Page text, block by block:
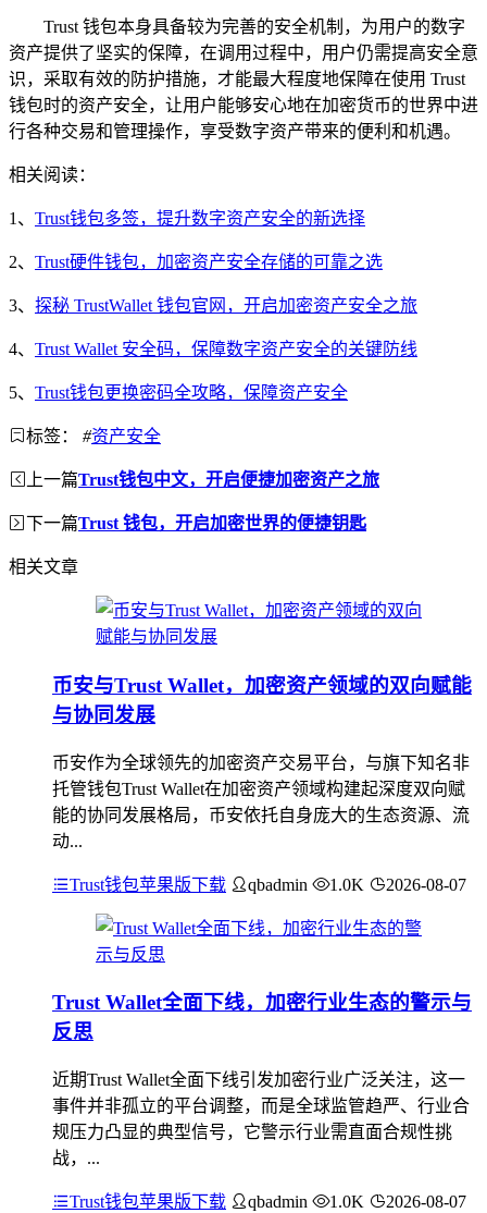
Trust 钱包本身具备较为完善的安全机制，为用户的数字
资产提供了坚实的保障，在调用过程中，用户仍需提高安全意
识，采取有效的防护措施，才能最大程度地保障在使用 Trust
钱包时的资产安全，让用户能够安心地在加密货币的世界中进
行各种交易和管理操作，享受数字资产带来的便利和机遇。
相关阅读：
1、 Trust钱包多签，提升数字资产安全的新选择
2、 Trust硬件钱包，加密资产安全存储的可靠之选
3、 探秘 TrustWallet 钱包官网，开启加密资产安全之旅
4、 Trust Wallet 安全码，保障数字资产安全的关键防线
5、 Trust钱包更换密码全攻略，保障资产安全
标签： #资产安全
上一篇Trust钱包中文，开启便捷加密资产之旅
下一篇Trust 钱包，开启加密世界的便捷钥匙
相关文章
币安与Trust Wallet，加密资产领域的双向赋能
与协同发展
币安作为全球领先的加密资产交易平台，与旗下知名非
托管钱包Trust Wallet在加密资产领域构建起深度双向赋
能的协同发展格局，币安依托自身庞大的生态资源、流
动...
Trust钱包苹果版下载 qbadmin 1.0K 2026-08-07
Trust Wallet全面下线，加密行业生态的警示与
反思
近期Trust Wallet全面下线引发加密行业广泛关注，这一
事件并非孤立的平台调整，而是全球监管趋严、行业合
规压力凸显的典型信号，它警示行业需直面合规性挑
战，...
Trust钱包苹果版下载 qbadmin 1.0K 2026-08-07